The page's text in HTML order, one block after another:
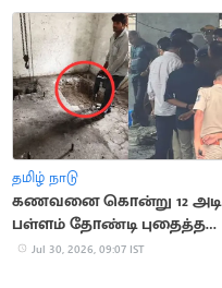
தமிழ் நாடு
கணவனை கொன்று 12 அடி
பள்ளம் தோண்டி புதைத்த
மனைவி
Jul 30, 2026, 09:07 IST